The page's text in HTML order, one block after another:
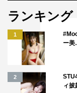
ランキング
1
ー
2
ィ披